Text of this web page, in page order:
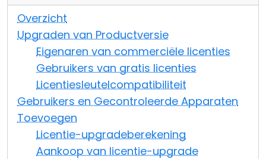
Overzicht
Upgraden van Productversie
Eigenaren van commerciële licenties
Gebruikers van gratis licenties
Licentiesleutelcompatibiliteit
Gebruikers en Gecontroleerde Apparaten
Toevoegen
Licentie-upgradeberekening
Aankoop van licentie-upgrade
MSI-configuratie
Cloud & On-Premise